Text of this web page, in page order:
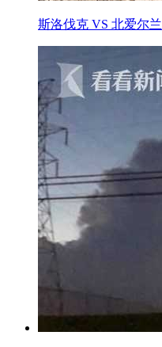
斯洛伐克 VS 北爱尔兰